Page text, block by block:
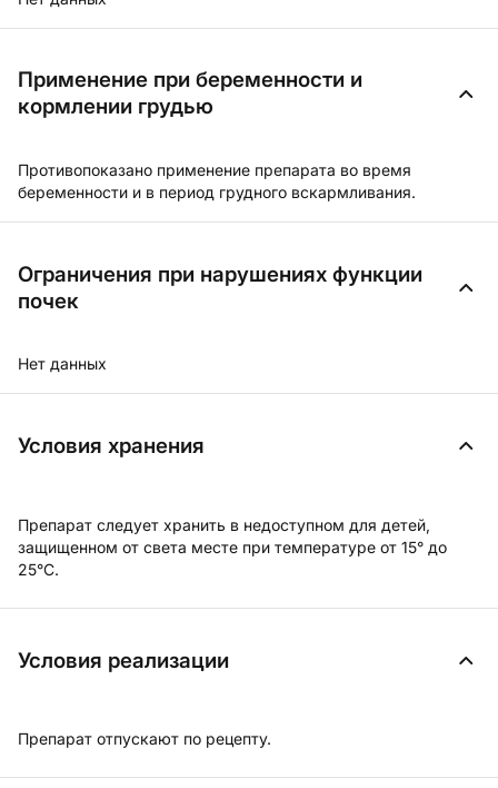
Применение при беременности и
кормлении грудью
Противопоказано применение препарата во время
беременности и в период грудного вскармливания.
Ограничения при нарушениях функции
почек
Нет данных
Условия хранения
Препарат следует хранить в недоступном для детей,
защищенном от света месте при температуре от 15° до
25°С.
Условия реализации
Препарат отпускают по рецепту.